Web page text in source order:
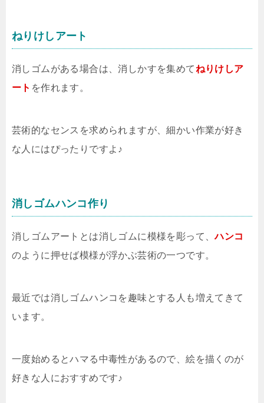
ねりけしアート
消しゴムがある場合は、消しかすを集めてねりけしア
ート を作れます。
芸術的なセンスを求められますが、細かい作業が好き
な人にはぴったりですよ♪
消しゴムハンコ作り
消しゴムアートとは消しゴムに模様を彫って、ハンコ
のように押せば模様が浮かぶ芸術の一つです。
最近では消しゴムハンコを趣味とする人も増えてきて
います。
一度始めるとハマる中毒性があるので、絵を描くのが
好きな人におすすめです♪